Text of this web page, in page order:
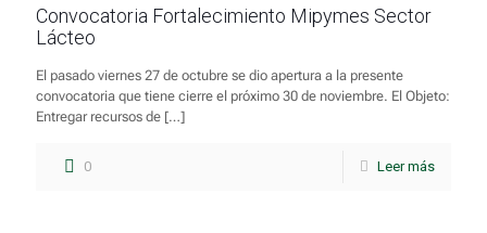
Convocatoria Fortalecimiento Mipymes Sector
Lácteo
El pasado viernes 27 de octubre se dio apertura a la presente
convocatoria que tiene cierre el próximo 30 de noviembre. El Objeto:
Entregar recursos de […]
0 Leer más